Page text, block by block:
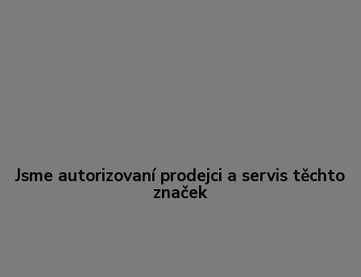
Jsme autorizovaní prodejci a servis těchto
značek